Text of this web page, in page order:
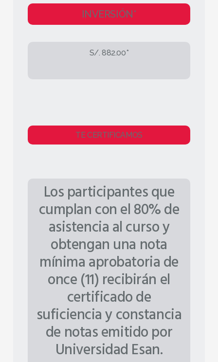
INVERSIÓN*
S/. 882.00*
TE CERTIFICAMOS
Los participantes que
cumplan con el 80% de
asistencia al curso y
obtengan una nota
mínima aprobatoria de
once (11) recibirán el
certificado de
suficiencia y constancia
de notas emitido por
Universidad Esan.